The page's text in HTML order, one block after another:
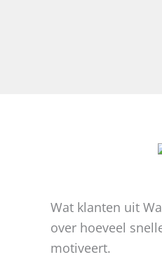
Wat klanten uit
over hoeveel
motiveert.